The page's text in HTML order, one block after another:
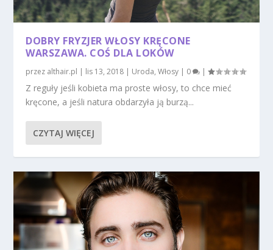
DOBRY FRYZJER WŁOSY KRĘCONE
WARSZAWA. COŚ DLA LOKÓW
przez althair.pl | lis 13, 2018 | Uroda,Włosy | 0 |
Z reguły jeśli kobieta ma proste włosy, to chce mieć
kręcone, a jeśli natura obdarzyła ją burzą...
CZYTAJ WIĘCEJ